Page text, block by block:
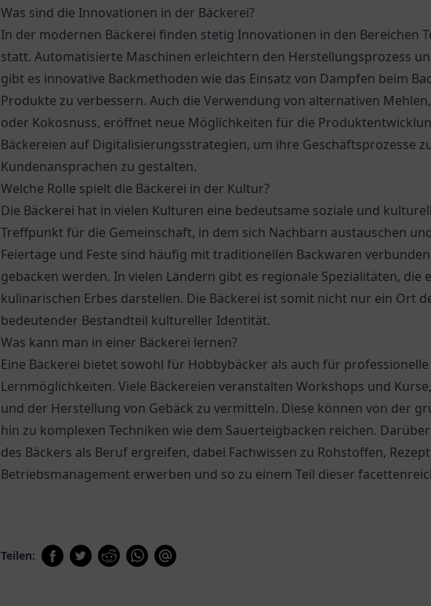
Was sind die Innovationen in der Bäckerei?
In der modernen Bäckerei finden stetig Innovationen in den Bereichen
statt. Automatisierte Maschinen erleichtern den Herstellungsprozess
gibt es innovative Backmethoden wie das Einsatz von Dampfen beim
Produkte zu verbessern. Auch die Verwendung von alternativen
oder Kokosnuss, eröffnet neue Möglichkeiten für die
Bäckereien auf Digitalisierungsstrategien, um ihre Geschäftsprozesse
Kundenansprachen zu gestalten.
Welche Rolle spielt die Bäckerei in der Kultur?
Die Bäckerei hat in vielen Kulturen eine bedeutsame soziale und
Treffpunkt für die Gemeinschaft, in dem sich Nachbarn austauschen
Feiertage und Feste sind häufig mit traditionellen Backwaren
gebacken werden. In vielen Ländern gibt es regionale Spezialitäten, die
kulinarischen Erbes darstellen. Die Bäckerei ist somit nicht nur ein Ort
bedeutender Bestandteil kultureller Identität.
Was kann man in einer Bäckerei lernen?
Eine Bäckerei bietet sowohl für Hobbybäcker als auch für
Lernmöglichkeiten. Viele Bäckereien veranstalten Workshops und
und der Herstellung von Gebäck zu vermitteln. Diese können von der
hin zu komplexen Techniken wie dem Sauerteigbacken reichen.
des Bäckers als Beruf ergreifen, dabei Fachwissen zu Rohstoffen,
Betriebsmanagement erwerben und so zu einem Teil dieser
Teilen: